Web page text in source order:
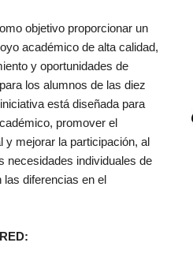
objetivo proporcionar un
académico de alta calidad,
y oportunidades de
los alumnos de las diez
está diseñada para
promover el
y mejorar la participación, al
necesidades individuales de
diferencias en el